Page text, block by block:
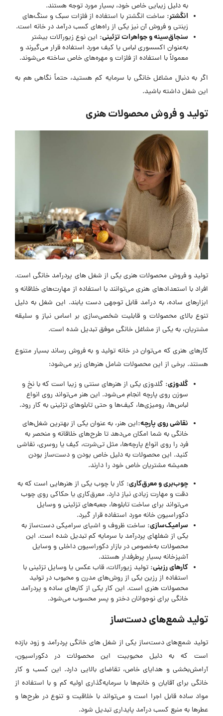
به دلیل زیبایی خاص خود، بسیار مورد توجه هستند.
انگشتر:ساخت انگشتر با استفاده از فلزات سبک و سنگ‌های
زینتی و فروش آن نیز یکی از راه‌های کسب درآمد در خانه است.
سنجاق‌سینه و جواهرات تزئینی:این نوع زیورآلات بیشتر
به‌عنوان اکسسوری لباس یا کیف مورد استفاده قرار می‌گیرند و
معمولاً با استفاده از فلزات و مهره‌های خاص ساخته می‌شوند.
اگر به دنبال مشاغل خانگی با سرمایه کم هستید، حتماً نگاهی هم به
این شغل داشته باشید.
تولید و فروش محصولات هنری
تولید و فروش محصولات هنری یکی از شغل های پردرآمد خانگی است.
افراد با استعدادهای هنری می‌توانند با استفاده از مهارت‌های خلاقانه و
ابزارهای ساده، به درآمد قابل توجهی دست یابند. این شغل به دلیل
تنوع بالای محصولات و قابلیت شخصی‌سازی بر اساس نیاز و سلیقه
مشتریان، به یکی از مشاغل خانگی موفق تبدیل شده است.
کارهای هنری که می‌توان در خانه تولید و به فروش رساند بسیار متنوع
هستند. برخی از این محصولات شامل هنرهای زیر می‌شود:
گلدوزی:گلدوزی یکی از هنرهای سنتی و زیبا است که با نخ و
سوزن روی پارچه انجام می‌شود. این هنر می‌تواند روی انواع
لباس‌ها، رومیزی‌ها، کیف‌ها و حتی تابلوهای تزئینی به کار رود.
نقاشی روی پارچه:این هنر، به عنوان یکی از بهترین شغل‌های
خانگی به شما امکان می‌دهد تا طرح‌های خلاقانه و منحصر به
فرد را روی انواع پارچه‌ها، مثل تی‌شرت، کیف یا روسری، نقاشی
کنید. این محصولات به دلیل خاص بودن و دست‌ساز بودن
همیشه مشتریان خاص خود را دارند.
چوب‌بری و معرق‌کاری:کار با چوب یکی از هنرهایی است که به
دقت و مهارت زیادی نیاز دارد. معرق‌کاری یا حکاکی روی چوب
می‌تواند برای ساخت تابلوها، جعبه‌های تزئینی و وسایل
دکوراسیون خانه مورد استفاده قرار گیرد.
سرامیک‌سازی:ساخت ظروف و اشیای سرامیکی دست‌ساز به
یکی از شغلهای پردرآمد با سرمایه کم تبدیل شده است. این
محصولات به‌خصوص در بازار دکوراسیون داخلی و وسایل
آشپزخانه بسیار پرطرفدار هستند.
کارهای رزینی:تولید زیورآلات، قاب عکس یا وسایل تزئینی با
استفاده از رزین یکی از روش‌های مدرن و محبوب در تولید
محصولات هنری است. این کار یکی از کارهای ساده و پردرآمد
خانگی برای نوجوانان دختر و پسر محسوب می‌شود.
تولید شمع‌های دست‌ساز
تولید شمع‌های دست‌ساز یکی از شغل های خانگی پردرآمد و زود بازده
است که به دلیل محبوبیت این محصولات در دکوراسیون،
آرامش‌بخشی و هدایای خاص، تقاضای بالایی دارد. این کسب و کار
خانگی برای آقایان و خانم‌ها با سرمایه‌گذاری اولیه کم و با استفاده از
مواد ساده قابل اجرا است و می‌تواند با خلاقیت و تنوع در طرح‌ها و
عطرها به منبع کسب درآمد پایداری تبدیل شود.